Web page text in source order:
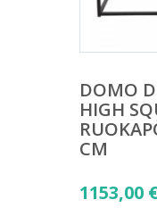
DOMO
HIGH
CM
1153,00